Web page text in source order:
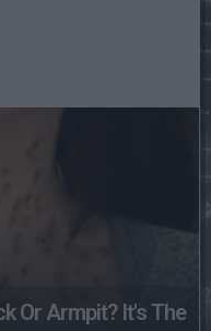
Or Armpit? It's The